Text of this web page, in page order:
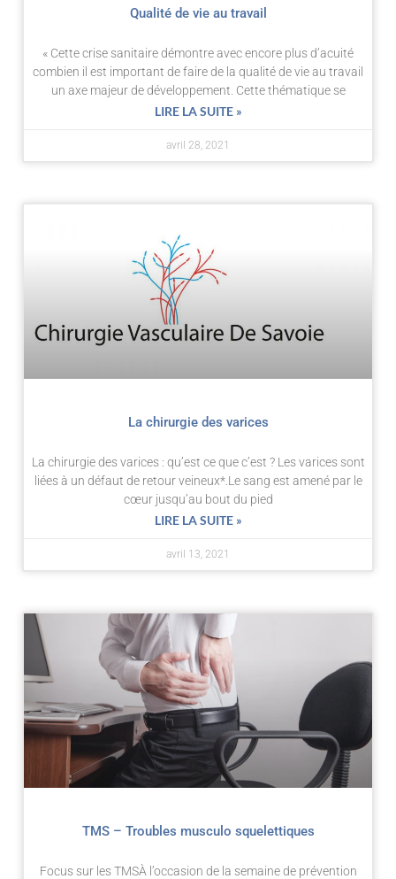
Qualité de vie au travail
« Cette crise sanitaire démontre avec encore plus d’acuité
combien il est important de faire de la qualité de vie au travail
un axe majeur de développement. Cette thématique se
LIRE LA SUITE »
avril 28, 2021
La chirurgie des varices
La chirurgie des varices : qu’est ce que c’est ? Les varices sont
liées à un défaut de retour veineux*.Le sang est amené par le
cœur jusqu’au bout du pied
LIRE LA SUITE »
avril 13, 2021
TMS – Troubles musculo squelettiques
Focus sur les TMSÀ l’occasion de la semaine de prévention